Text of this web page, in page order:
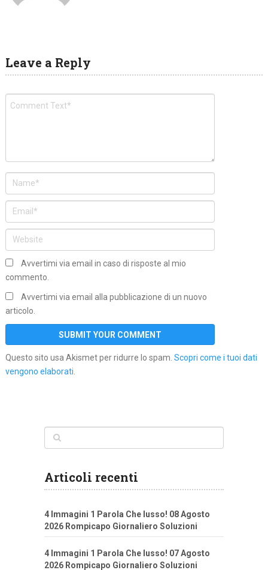
Leave a Reply
Avvertimi via email in caso di risposte al mio
commento.
Avvertimi via email alla pubblicazione di un nuovo
articolo.
Questo sito usa Akismet per ridurre lo spam. Scopri come i tuoi dati
vengono elaborati
Articoli recenti
4 Immagini 1 Parola Che lusso! 08 Agosto
2026 Rompicapo Giornaliero Soluzioni
4 Immagini 1 Parola Che lusso! 07 Agosto
2026 Rompicapo Giornaliero Soluzioni